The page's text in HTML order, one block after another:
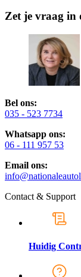
Zet je vraag in
Bel ons:
035 - 523 7734
Whatsapp ons:
06 - 111 957 53
Email ons:
Contact & Support
Huidig